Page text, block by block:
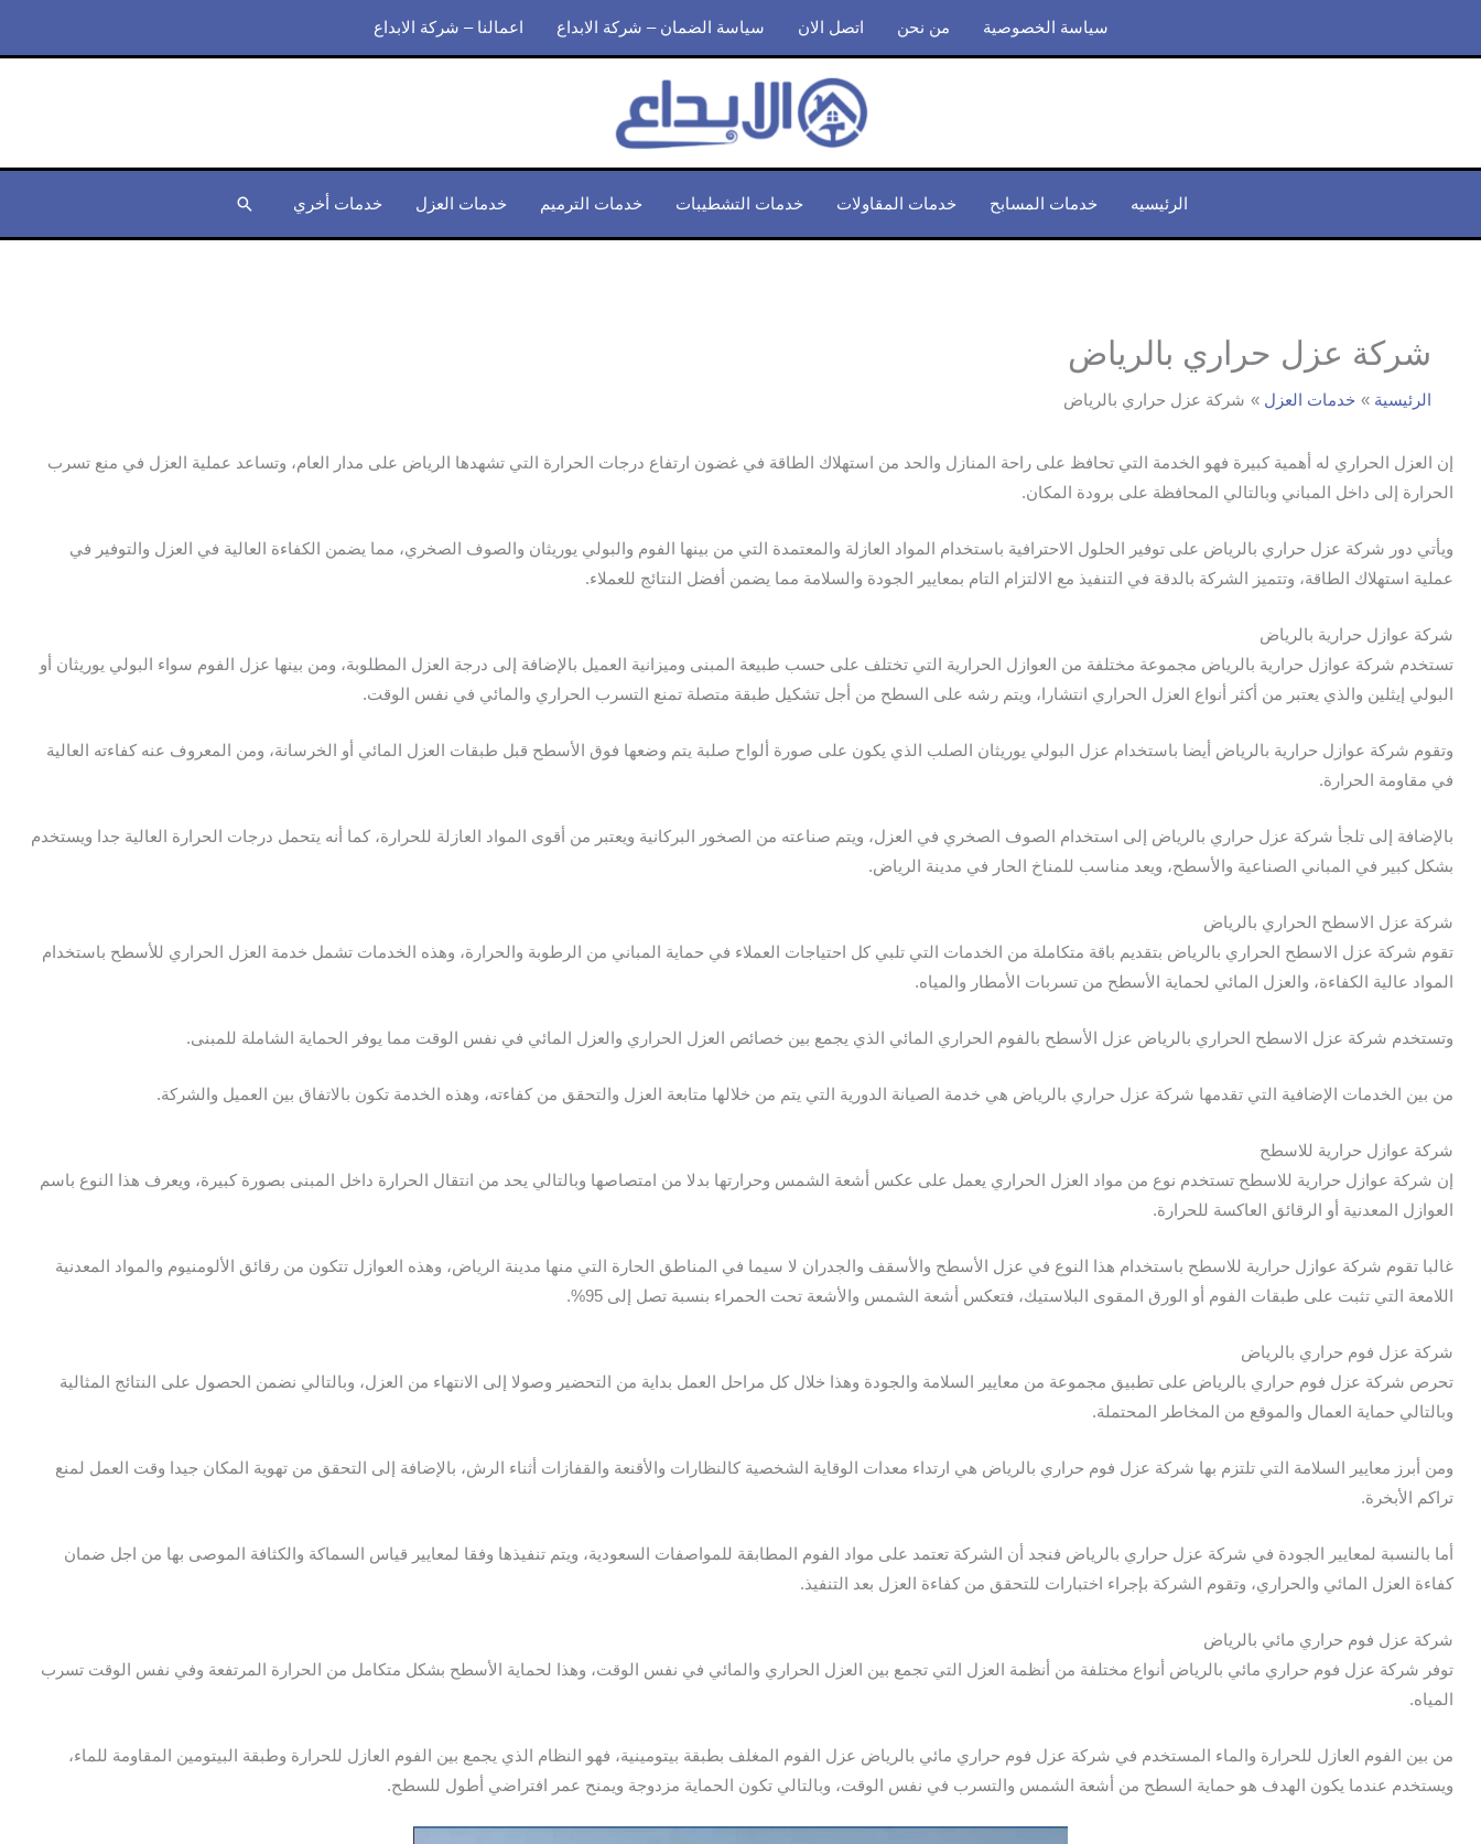
سياسة الخصوصية من نحن اتصل الان سياسة الضمان – شركة الابداع اعمالنا – شركة الابداع
الرئيسيه خدمات المسابح خدمات المقاولات خدمات التشطيبات خدمات الترميم خدمات العزل خدمات أخري البحث
شركة عزل حراري بالرياض
الرئيسية خدمات العزل شركة عزل حراري بالرياض
إن العزل الحراري له أهمية كبيرة فهو الخدمة التي تحافظ على راحة المنازل والحد من استهلاك الطاقة في غضون ارتفاع درجات الحرارة التي تشهدها الرياض على مدار العام، وتساعد عملية العزل في منع تسرب
الحرارة إلى داخل المباني وبالتالي المحافظة على برودة المكان.
ويأتي دور شركة عزل حراري بالرياض على توفير الحلول الاحترافية باستخدام المواد العازلة والمعتمدة التي من بينها الفوم والبولي يوريثان والصوف الصخري، مما يضمن الكفاءة العالية في العزل والتوفير في
عملية استهلاك الطاقة، وتتميز الشركة بالدقة في التنفيذ مع الالتزام التام بمعايير الجودة والسلامة مما يضمن أفضل النتائج للعملاء.
شركة عوازل حرارية بالرياض
تستخدم شركة عوازل حرارية بالرياض مجموعة مختلفة من العوازل الحرارية التي تختلف على حسب طبيعة المبنى وميزانية العميل بالإضافة إلى درجة العزل المطلوبة، ومن بينها عزل الفوم سواء البولي يوريثان أو
البولي إيثلين والذي يعتبر من أكثر أنواع العزل الحراري انتشارا، ويتم رشه على السطح من أجل تشكيل طبقة متصلة تمنع التسرب الحراري والمائي في نفس الوقت.
وتقوم شركة عوازل حرارية بالرياض أيضا باستخدام عزل البولي يوريثان الصلب الذي يكون على صورة ألواح صلبة يتم وضعها فوق الأسطح قبل طبقات العزل المائي أو الخرسانة، ومن المعروف عنه كفاءته العالية
في مقاومة الحرارة.
بالإضافة إلى تلجأ شركة عزل حراري بالرياض إلى استخدام الصوف الصخري في العزل، ويتم صناعته من الصخور البركانية ويعتبر من أقوى المواد العازلة للحرارة، كما أنه يتحمل درجات الحرارة العالية جدا ويستخدم
بشكل كبير في المباني الصناعية والأسطح، ويعد مناسب للمناخ الحار في مدينة الرياض.
شركة عزل الاسطح الحراري بالرياض
تقوم شركة عزل الاسطح الحراري بالرياض بتقديم باقة متكاملة من الخدمات التي تلبي كل احتياجات العملاء في حماية المباني من الرطوبة والحرارة، وهذه الخدمات تشمل خدمة العزل الحراري للأسطح باستخدام
المواد عالية الكفاءة، والعزل المائي لحماية الأسطح من تسربات الأمطار والمياه.
وتستخدم شركة عزل الاسطح الحراري بالرياض عزل الأسطح بالفوم الحراري المائي الذي يجمع بين خصائص العزل الحراري والعزل المائي في نفس الوقت مما يوفر الحماية الشاملة للمبنى.
من بين الخدمات الإضافية التي تقدمها شركة عزل حراري بالرياض هي خدمة الصيانة الدورية التي يتم من خلالها متابعة العزل والتحقق من كفاءته، وهذه الخدمة تكون بالاتفاق بين العميل والشركة.
شركة عوازل حرارية للاسطح
إن شركة عوازل حرارية للاسطح تستخدم نوع من مواد العزل الحراري يعمل على عكس أشعة الشمس وحرارتها بدلا من امتصاصها وبالتالي يحد من انتقال الحرارة داخل المبنى بصورة كبيرة، ويعرف هذا النوع باسم
العوازل المعدنية أو الرقائق العاكسة للحرارة.
غالبا تقوم شركة عوازل حرارية للاسطح باستخدام هذا النوع في عزل الأسطح والأسقف والجدران لا سيما في المناطق الحارة التي منها مدينة الرياض، وهذه العوازل تتكون من رقائق الألومنيوم والمواد المعدنية
اللامعة التي تثبت على طبقات الفوم أو الورق المقوى البلاستيك، فتعكس أشعة الشمس والأشعة تحت الحمراء بنسبة تصل إلى 95%.
شركة عزل فوم حراري بالرياض
تحرص شركة عزل فوم حراري بالرياض على تطبيق مجموعة من معايير السلامة والجودة وهذا خلال كل مراحل العمل بداية من التحضير وصولا إلى الانتهاء من العزل، وبالتالي نضمن الحصول على النتائج المثالية
وبالتالي حماية العمال والموقع من المخاطر المحتملة.
ومن أبرز معايير السلامة التي تلتزم بها شركة عزل فوم حراري بالرياض هي ارتداء معدات الوقاية الشخصية كالنظارات والأقنعة والقفازات أثناء الرش، بالإضافة إلى التحقق من تهوية المكان جيدا وقت العمل لمنع
تراكم الأبخرة.
أما بالنسبة لمعايير الجودة في شركة عزل حراري بالرياض فنجد أن الشركة تعتمد على مواد الفوم المطابقة للمواصفات السعودية، ويتم تنفيذها وفقا لمعايير قياس السماكة والكثافة الموصى بها من اجل ضمان
كفاءة العزل المائي والحراري، وتقوم الشركة بإجراء اختبارات للتحقق من كفاءة العزل بعد التنفيذ.
شركة عزل فوم حراري مائي بالرياض
توفر شركة عزل فوم حراري مائي بالرياض أنواع مختلفة من أنظمة العزل التي تجمع بين العزل الحراري والمائي في نفس الوقت، وهذا لحماية الأسطح بشكل متكامل من الحرارة المرتفعة وفي نفس الوقت تسرب
المياه.
من بين الفوم العازل للحرارة والماء المستخدم في شركة عزل فوم حراري مائي بالرياض عزل الفوم المغلف بطبقة بيتومينية، فهو النظام الذي يجمع بين الفوم العازل للحرارة وطبقة البيتومين المقاومة للماء،
ويستخدم عندما يكون الهدف هو حماية السطح من أشعة الشمس والتسرب في نفس الوقت، وبالتالي تكون الحماية مزدوجة ويمنح عمر افتراضي أطول للسطح.